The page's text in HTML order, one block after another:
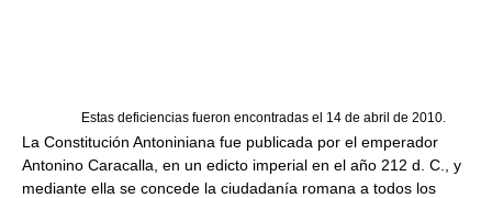
Estas deficiencias fueron encontradas el 14 de abril de 2010.
La Constitución Antoniniana fue publicada por el emperador
Antonino Caracalla, en un edicto imperial en el año 212 d. C., y
mediante ella se concede la ciudadanía romana a todos los